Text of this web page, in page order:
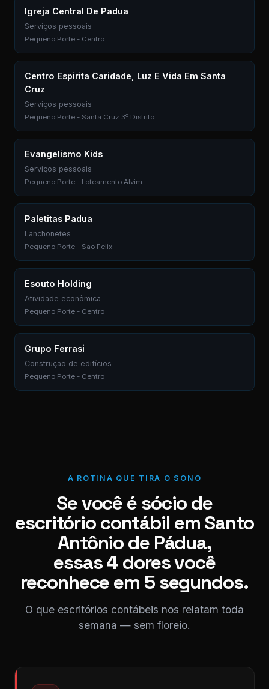
Igreja Central De Padua
Serviços pessoais
Pequeno Porte - Centro
Centro Espirita Caridade, Luz E Vida Em Santa
Cruz
Serviços pessoais
Pequeno Porte - Santa Cruz 3º Distrito
Evangelismo Kids
Serviços pessoais
Pequeno Porte - Loteamento Alvim
Paletitas Padua
Lanchonetes
Pequeno Porte - Sao Felix
Esouto Holding
Atividade econômica
Pequeno Porte - Centro
Grupo Ferrasi
Construção de edifícios
Pequeno Porte - Centro
A ROTINA QUE TIRA O SONO
Se você é sócio de
escritório contábil em Santo
Antônio de Pádua,
essas 4 dores você
reconhece em 5 segundos.
O que escritórios contábeis nos relatam toda
semana — sem floreio.